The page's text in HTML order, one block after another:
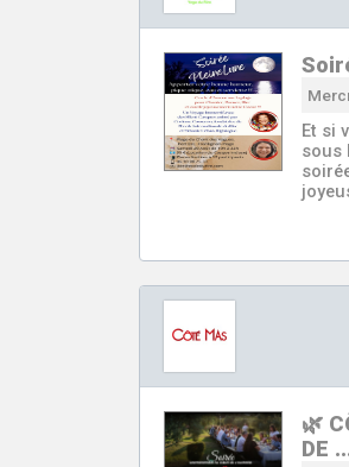
Et si
sous
🌿
DE